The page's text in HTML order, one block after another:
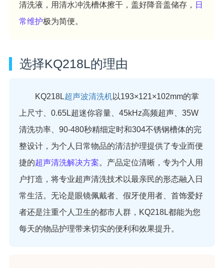
清洗液，用清水冲洗槽体擦干，盖好降音盖储存， 日
常维护极为简便。
选择KQ218L的理由
KQ218L超声波清洗机以193×121×102mm的掌
上尺寸、0.65L超迷你容量、45kHz高频超声、35W
清洗功率、90-480秒精细定时和304不锈钢槽体的完
整设计，为个人日常物品的清洁护理提供了专业而便
捷的超声清洗解决方案。产品定位清晰，专为个人用
户打造，将专业超声清洗技术以最亲民的形态融入日
常生活。无论是眼镜佩戴者、假牙使用者、首饰爱好
者还是注重个人卫生的都市人群，KQ218L都能为您
每天的物品护理带来切实的便利和效果提升。